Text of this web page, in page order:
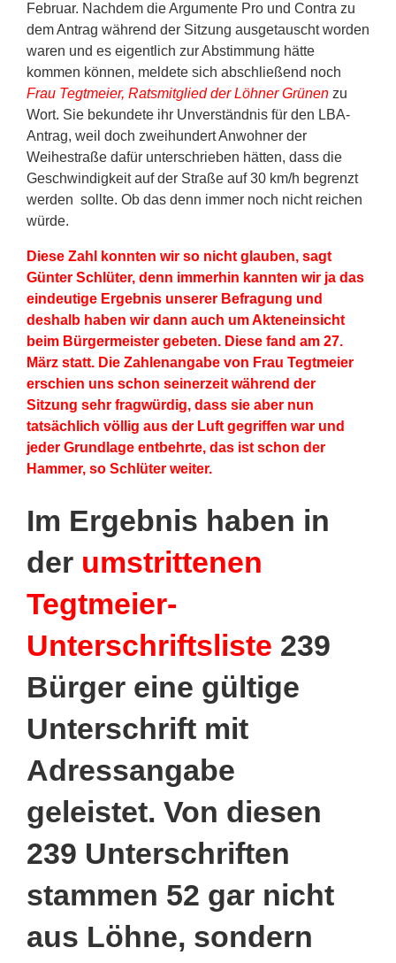
Februar. Nachdem die Argumente Pro und Contra zu
dem Antrag während der Sitzung ausgetauscht worden
waren und es eigentlich zur Abstimmung hätte
kommen können, meldete sich abschließend noch
Frau Tegtmeier, Ratsmitglied der Löhner Grünen zu
Wort. Sie bekundete ihr Unverständnis für den LBA-
Antrag, weil doch zweihundert Anwohner der
Weihestraße dafür unterschrieben hätten, dass die
Geschwindigkeit auf der Straße auf 30 km/h begrenzt
werden sollte. Ob das denn immer noch nicht reichen
würde.
Diese Zahl konnten wir so nicht glauben, sagt
Günter Schlüter, denn immerhin kannten wir ja das
eindeutige Ergebnis unserer Befragung und
deshalb haben wir dann auch um Akteneinsicht
beim Bürgermeister gebeten. Diese fand am 27.
März statt. Die Zahlenangabe von Frau Tegtmeier
erschien uns schon seinerzeit während der
Sitzung sehr fragwürdig, dass sie aber nun
tatsächlich völlig aus der Luft gegriffen war und
jeder Grundlage entbehrte, das ist schon der
Hammer, so Schlüter weiter.
Im Ergebnis haben in
der umstrittenen
Tegtmeier-
Unterschriftsliste 239
Bürger eine gültige
Unterschrift mit
Adressangabe
geleistet. Von diesen
239 Unterschriften
stammen 52 gar nicht
aus Löhne, sondern